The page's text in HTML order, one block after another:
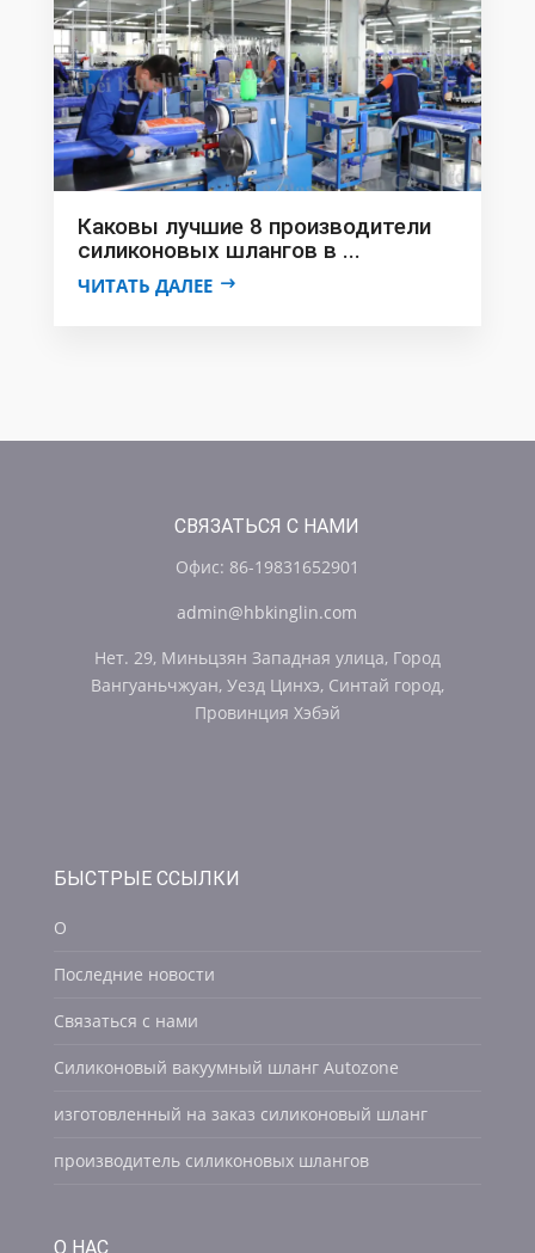
Каковы лучшие 8 производители
силиконовых шлангов в ...
ЧИТАТЬ ДАЛЕЕ
СВЯЗАТЬСЯ С НАМИ
Офис: 86-19831652901
admin@hbkinglin.com
Нет. 29, Миньцзян Западная улица, Город
Вангуаньчжуан, Уезд Цинхэ, Синтай город,
Провинция Хэбэй
БЫСТРЫЕ ССЫЛКИ
О
Последние новости
Связаться с нами
Силиконовый вакуумный шланг Autozone
изготовленный на заказ силиконовый шланг
производитель силиконовых шлангов
О НАС